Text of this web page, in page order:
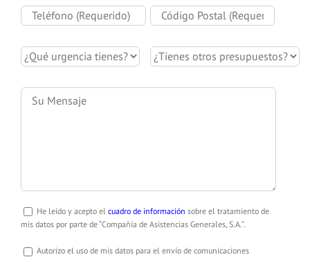
He leído y acepto el cuadro de información sobre el tratamiento de
mis datos por parte de “Compañía de Asistencias Generales, S.A.”.
Autorizo el uso de mis datos para el envío de comunicaciones